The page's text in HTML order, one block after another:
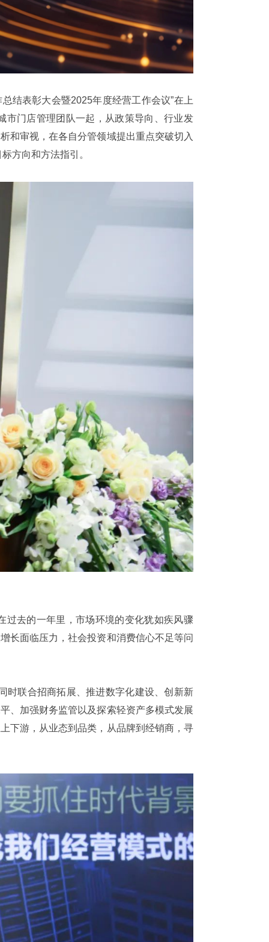
结表彰大会暨2025年度经营工作会议”在上
市门店管理团队一起，从政策导向、行业发
和审视，在各自分管领域提出重点突破切入
方向和方法指引。
过去的一年里，市场环境的变化犹如疾风骤
长面临压力，社会投资和消费信心不足等问
时联合招商拓展、推进数字化建设、创新新
、加强财务监管以及探索轻资产多模式发展
下游，从业态到品类，从品牌到经销商，寻